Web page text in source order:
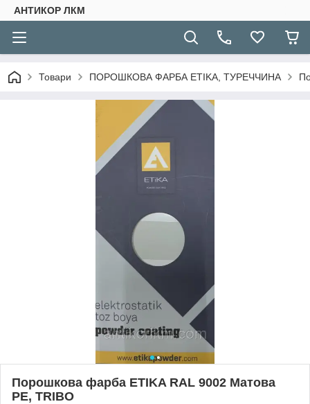
АНТИКОР ЛКМ
Товари ПОРОШКОВА ФАРБА ETIKA, ТУРЕЧЧИНА
Порошкова фарба ETIKA RAL 9002 Матова
PE, TRIBO